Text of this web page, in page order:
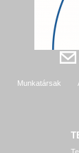
Munkatársak